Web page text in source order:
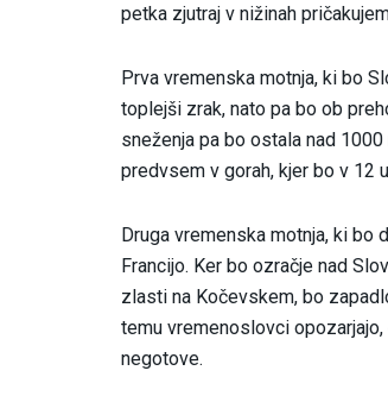
petka zjutraj v nižinah
Prva vremenska motnja, ki bo
toplejši zrak, nato pa bo ob
sneženja pa bo ostala nad
predvsem v gorah, kjer bo v 12
Druga vremenska motnja, ki bo
Francijo. Ker bo ozračje nad
zlasti na Kočevskem, bo
temu vremenoslovci
negotove.